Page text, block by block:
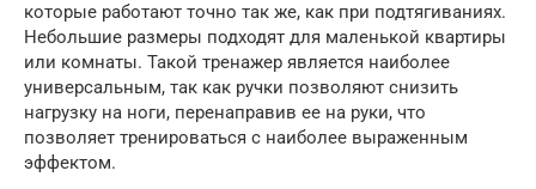
которые работают точно так же, как при подтягиваниях.
Небольшие размеры подходят для маленькой квартиры
или комнаты. Такой тренажер является наиболее
универсальным, так как ручки позволяют снизить
нагрузку на ноги, перенаправив ее на руки, что
позволяет тренироваться с наиболее выраженным
эффектом.